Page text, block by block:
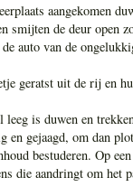
aangekomen
smijten de deur open
auto van de
geratst uit de rij en
is duwen en
en gejaagd, om dan
bestuderen. Op
die aandringt om